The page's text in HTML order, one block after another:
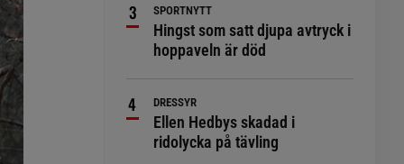
SPORTNYTT
Hingst som satt djupa avtryck i
hoppaveln är död
DRESSYR
Ellen Hedbys skadad i
ridolycka på tävling